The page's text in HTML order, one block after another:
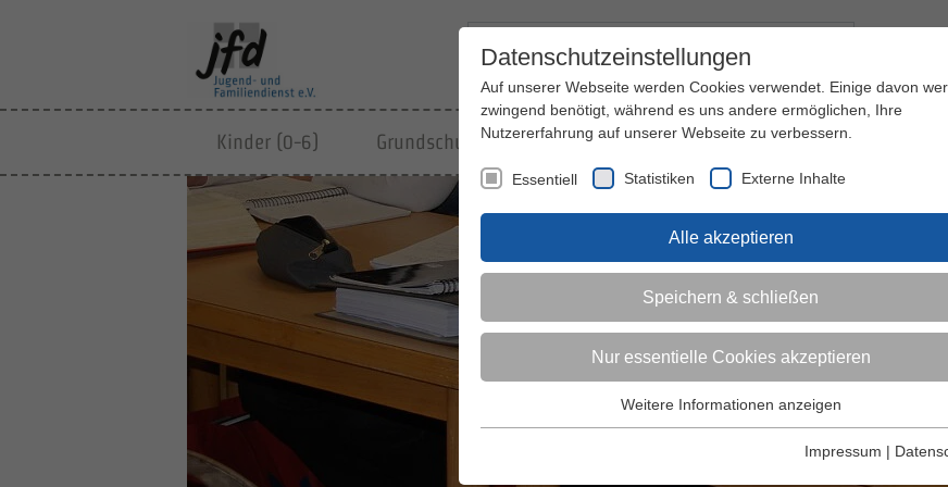
Kinder (0-6) Grundschulkinder Jugendliche Erwachsene
Datenschutzeinstellungen
Auf unserer Webseite werden Cookies verwendet. Einige davon
zwingend benötigt, während es uns andere ermöglichen, Ihre
Nutzererfahrung auf unserer Webseite zu verbessern.
Essentiell Statistiken Externe Inhalte
Alle akzeptieren
Speichern & schließen
Nur essentielle Cookies akzeptieren
Essentielle Cookies werden für grundlegende Funktionen der
Weitere Informationen anzeigen
Impressum |